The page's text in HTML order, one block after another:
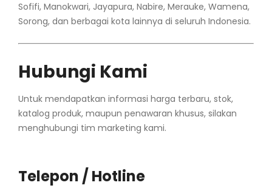
Sofifi, Manokwari, Jayapura, Nabire, Merauke, Wamena,
Sorong, dan berbagai kota lainnya di seluruh Indonesia.
Hubungi Kami
Untuk mendapatkan informasi harga terbaru, stok,
katalog produk, maupun penawaran khusus, silakan
menghubungi tim marketing kami.
Telepon / Hotline